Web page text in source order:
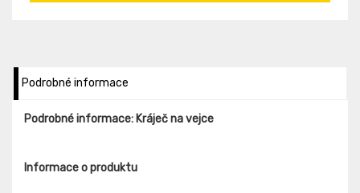
Podrobné informace
Podrobné informace: Kráječ na vejce
Informace o produktu